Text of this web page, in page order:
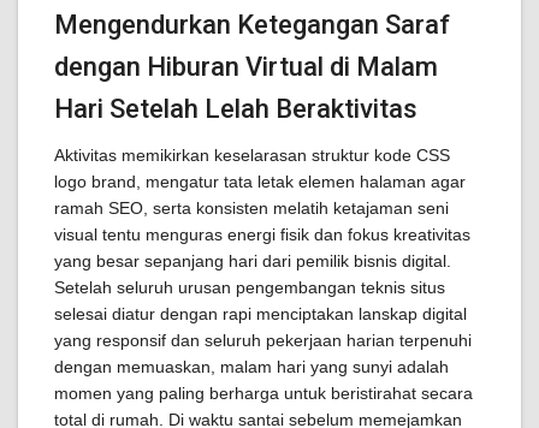
Mengendurkan Ketegangan Saraf
dengan Hiburan Virtual di Malam
Hari Setelah Lelah Beraktivitas
Aktivitas memikirkan keselarasan struktur kode CSS
logo brand, mengatur tata letak elemen halaman agar
ramah SEO, serta konsisten melatih ketajaman seni
visual tentu menguras energi fisik dan fokus kreativitas
yang besar sepanjang hari dari pemilik bisnis digital.
Setelah seluruh urusan pengembangan teknis situs
selesai diatur dengan rapi menciptakan lanskap digital
yang responsif dan seluruh pekerjaan harian terpenuhi
dengan memuaskan, malam hari yang sunyi adalah
momen yang paling berharga untuk beristirahat secara
total di rumah. Di waktu santai sebelum memejamkan